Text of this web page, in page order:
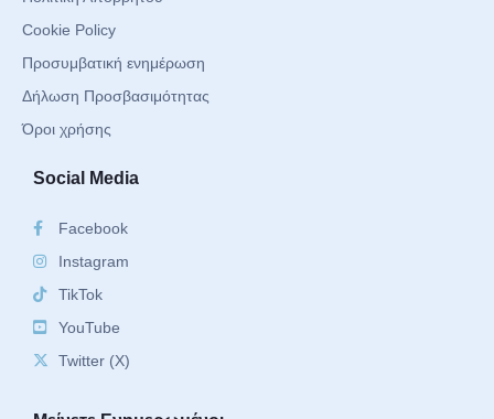
Cookie Policy
Προσυμβατική ενημέρωση
Δήλωση Προσβασιμότητας
Όροι χρήσης
Social Media
Facebook
Instagram
TikTok
YouTube
Twitter (X)